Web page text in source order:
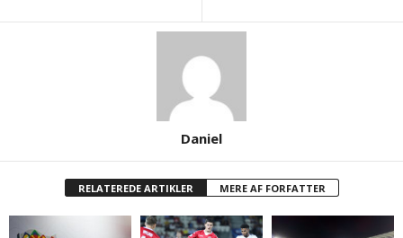
Daniel
RELATEREDE ARTIKLER MERE AF FORFATTER